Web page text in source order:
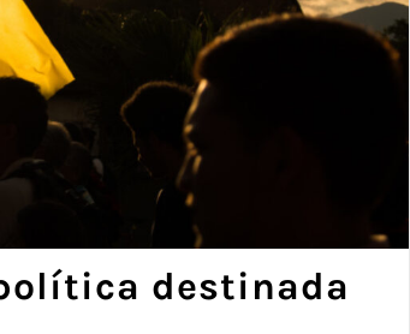
destinada